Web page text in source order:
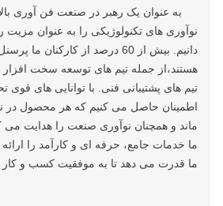
به عنوان یک رهبر در صنعت فن آوری
نوآوری های تکنولوژیکی را به عنوان
دانیم. بیش از 60 درصد از
هستند،از جمله تیم های توسعه سخت افزار
تیم های پشتیبانی فنی. با توانایی های قوی
اطمینان حاصل می کنیم که هر محصول در
ماند و همچنان نوآوری صنعت را هدایت می
ما خدمات جامع، حرفه ای و کارآمد را
ما قدرت می دهد تا به موفقیت کسب و کار